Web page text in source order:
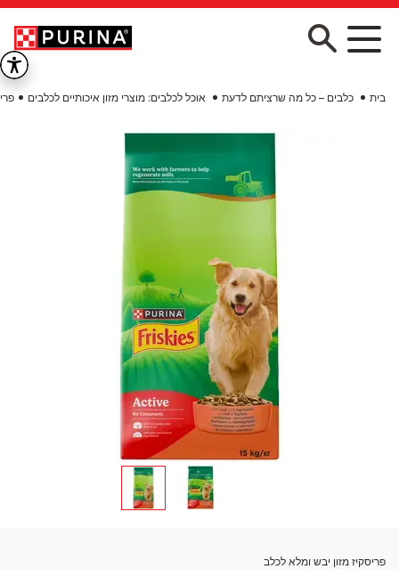
Skip to main content
בית כלבים – כל מה שרציתם לדעת אוכל לכלבים: מוצרי מזון איכותיים לכלבים
פריסקיז מזון יבש ומלא לכלב